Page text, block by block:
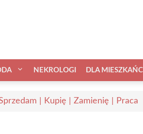
NEKROLOGI DLA
| Kupię | Zamienię | Praca